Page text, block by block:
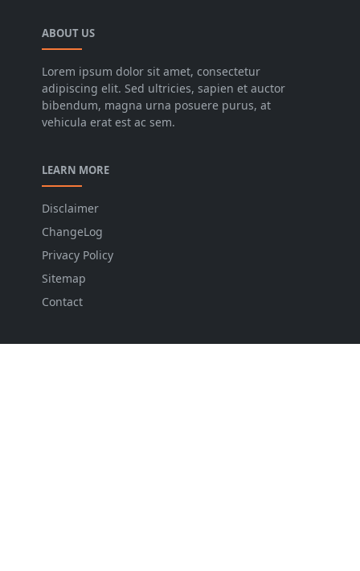
ABOUT US
Lorem ipsum dolor sit amet, consectetur
adipiscing elit. Sed ultricies, sapien et auctor
bibendum, magna urna posuere purus, at
vehicula erat est ac sem.
LEARN MORE
Disclaimer
ChangeLog
Privacy Policy
Sitemap
Contact